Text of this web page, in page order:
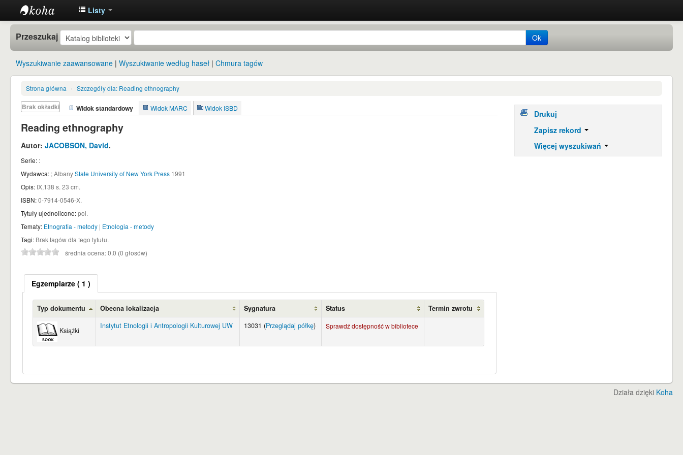
Instytut
Etnologii i
Antropologii
Kulturowej
UW
Listy
Przeszukaj Ok
Wyszukiwanie zaawansowane Wyszukiwanie według haseł Chmura tagów
Strona główna › Szczegóły dla: Reading ethnography
Brak okładki Widok standardowy Widok MARC Widok ISBD
Reading ethnography
Autor: JACOBSON, David.
Serie: :
Wydawca: ;AlbanyState University of New York Press 1991
Opis: IX,138 s. 23 cm.
ISBN:0-7914-0546-X.
Tytuły ujednolicone:pol.
Tematy: Etnografia - metody | Etnologia - metody
Tagi: Brak tagów dla tego tytułu.
średnia ocena: 0.0 (0 głosów)
Egzemplarze( 1 )
Typ dokumentu Obecna lokalizacja Sygnatura Status Termin zwrotu
Książki
Instytut Etnologii i Antropologii Kulturowej UW 13031 (Przeglądaj półkę) Sprawdź dostępność w bibliotece
Drukuj
Zapisz rekord
Więcej wyszukiwań
Działa dzięki Koha